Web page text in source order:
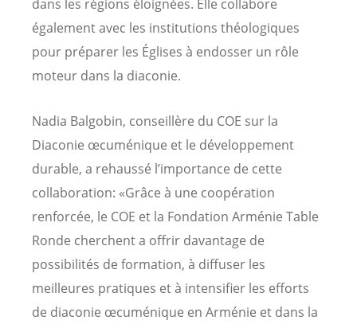
dans les régions éloignées. Elle collabore
également avec les institutions théologiques
pour préparer les Églises à endosser un rôle
moteur dans la diaconie.
Nadia Balgobin, conseillère du COE sur la
Diaconie œcuménique et le développement
durable, a rehaussé l’importance de cette
collaboration: «Grâce à une coopération
renforcée, le COE et la Fondation Arménie Table
Ronde cherchent a offrir davantage de
possibilités de formation, à diffuser les
meilleures pratiques et à intensifier les efforts
de diaconie œcuménique en Arménie et dans la